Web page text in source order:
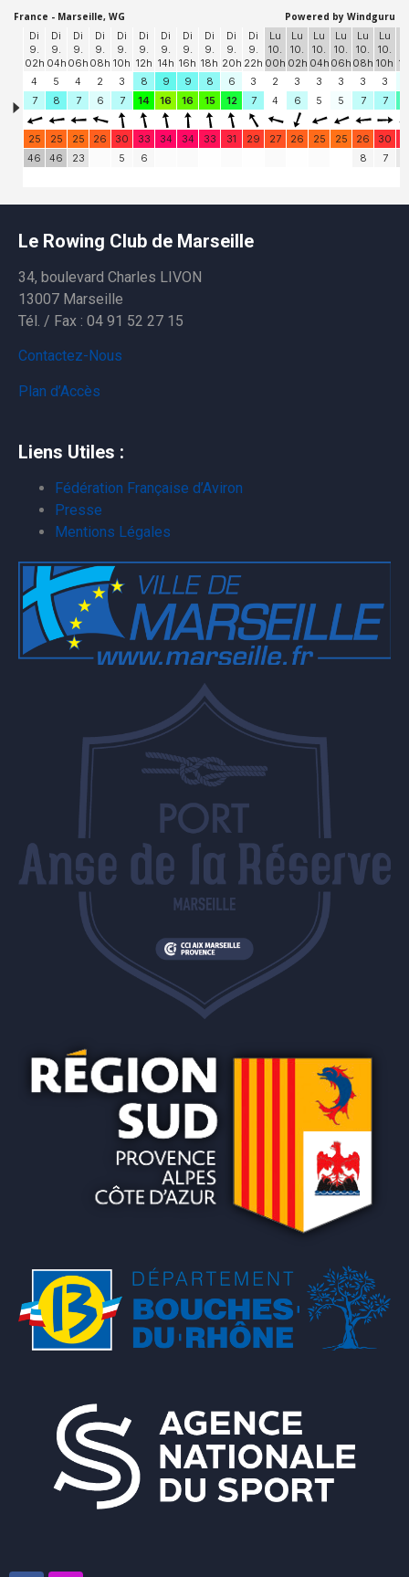
Le Rowing Club de Marseille
34, boulevard Charles LIVON
13007 Marseille
Tél. / Fax : 04 91 52 27 15
Contactez-Nous
Plan d’Accès
Liens Utiles :
Fédération Française d’Aviron
Presse
Mentions Légales